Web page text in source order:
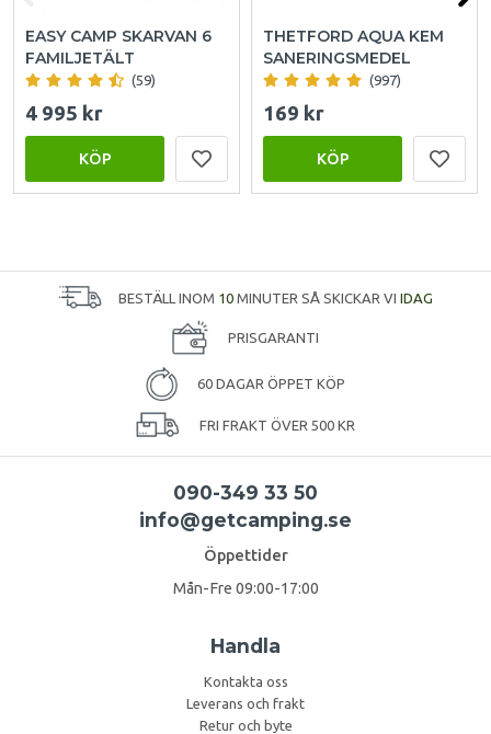
EASY CAMP SKARVAN 6
FAMILJETÄLT
(59)
4 995 kr
KÖP
THETFORD AQUA KEM
SANERINGSMEDEL
(997)
169 kr
KÖP
BESTÄLL INOM 10 MINUTER SÅ SKICKAR VI IDAG
PRISGARANTI
60 DAGAR ÖPPET KÖP
FRI FRAKT ÖVER 500 KR
090-349 33 50
info@getcamping.se
Öppettider
Mån-Fre 09:00-17:00
Handla
Kontakta oss
Leverans och frakt
Retur och byte